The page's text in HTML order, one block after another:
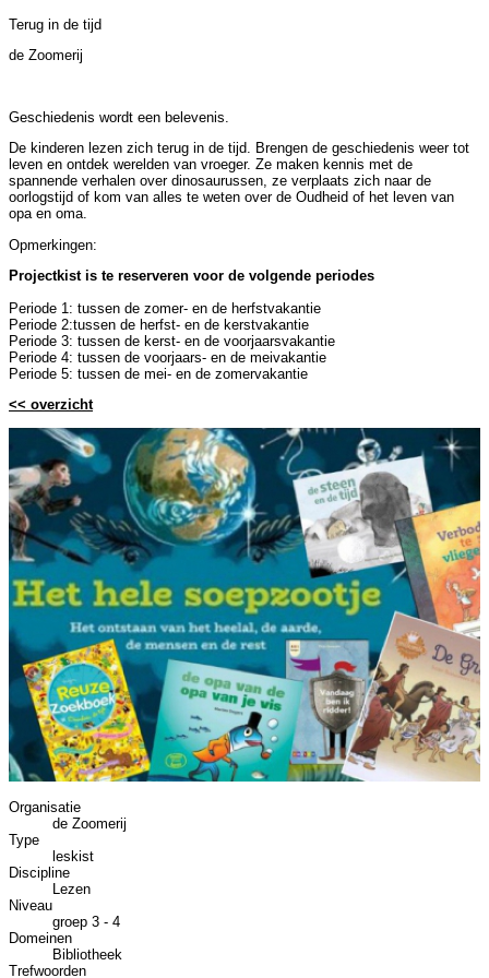
Terug in de tijd
de Zoomerij
Geschiedenis wordt een belevenis.
De kinderen lezen zich terug in de tijd. Brengen de geschiedenis weer tot
leven en ontdek werelden van vroeger. Ze maken kennis met de
spannende verhalen over dinosaurussen, ze verplaats zich naar de
oorlogstijd of kom van alles te weten over de Oudheid of het leven van
opa en oma.
Opmerkingen:
Projectkist is te reserveren voor de volgende periodes
Periode 1: tussen de zomer- en de herfstvakantie
Periode 2:tussen de herfst- en de kerstvakantie
Periode 3: tussen de kerst- en de voorjaarsvakantie
Periode 4: tussen de voorjaars- en de meivakantie
Periode 5: tussen de mei- en de zomervakantie
<< overzicht
Organisatie
de Zoomerij
Type
leskist
Discipline
Lezen
Niveau
groep 3 - 4
Domeinen
Bibliotheek
Trefwoorden